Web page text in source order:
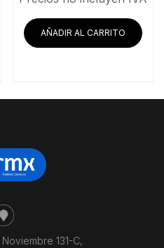
$43,929.31.
original
era:
$20,986.21.
AÑADIR AL CARRITO
131-C,